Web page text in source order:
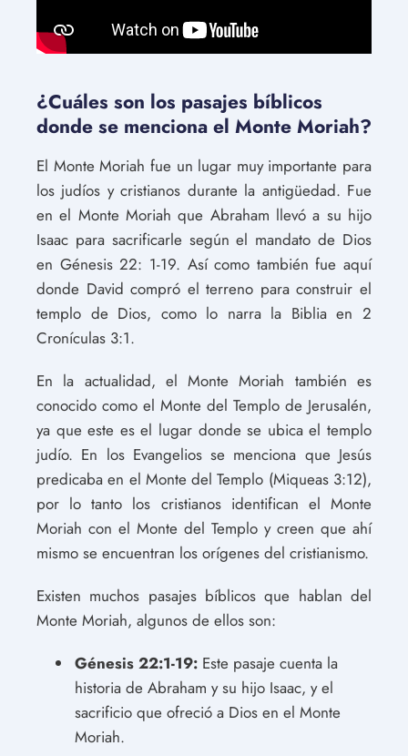
¿Cuáles son los pasajes bíblicos
donde se menciona el Monte Moriah?
El Monte Moriah fue un lugar muy importante para
los judíos y cristianos durante la antigüedad. Fue
en el Monte Moriah que Abraham llevó a su hijo
Isaac para sacrificarle según el mandato de Dios
en Génesis 22: 1-19. Así como también fue aquí
donde David compró el terreno para construir el
templo de Dios, como lo narra la Biblia en 2
Cronículas 3:1.
En la actualidad, el Monte Moriah también es
conocido como el Monte del Templo de Jerusalén,
ya que este es el lugar donde se ubica el templo
judío. En los Evangelios se menciona que Jesús
predicaba en el Monte del Templo (Miqueas 3:12),
por lo tanto los cristianos identifican el Monte
Moriah con el Monte del Templo y creen que ahí
mismo se encuentran los orígenes del cristianismo.
Existen muchos pasajes bíblicos que hablan del
Monte Moriah, algunos de ellos son:
Génesis 22:1-19: Este pasaje cuenta la
historia de Abraham y su hijo Isaac, y el
sacrificio que ofreció a Dios en el Monte
Moriah.